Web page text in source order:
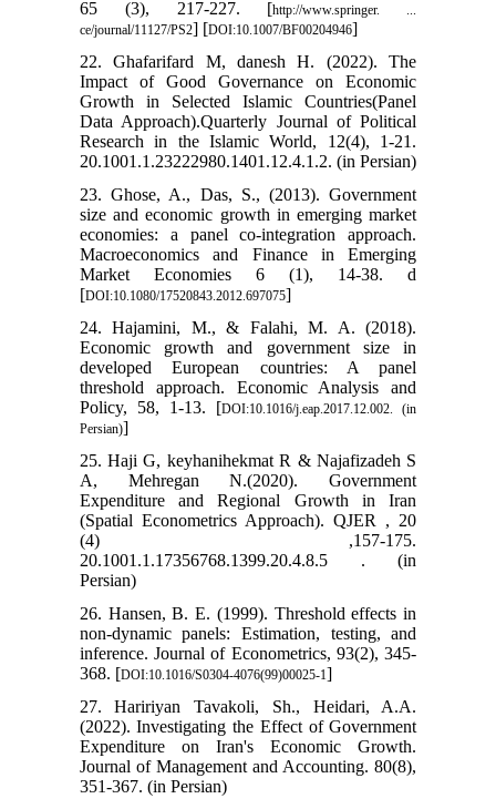
65 (3), 217-227. [http://www.springer. ...
ce/journal/11127/PS2] [DOI:10.1007/BF00204946]
22. Ghafarifard M, danesh H. (2022). The
Impact of Good Governance on Economic
Growth in Selected Islamic Countries(Panel
Data Approach).Quarterly Journal of Political
Research in the Islamic World, 12(4), 1-21.
‎20.1001.1.23222980.1401.12.4.1.2. (in Persian)
23. Ghose, A., Das, S., (2013). Government
size and economic growth in emerging market
economies: a panel co-integration approach.
Macroeconomics and Finance in Emerging
Market Economies 6 (1), 14-38. d
[DOI:10.1080/17520843.2012.697075]
24. Hajamini, M., & Falahi, M. A. (2018).
Economic growth and government size in
developed European countries: A panel
threshold approach. Economic Analysis and
Policy, 58, 1-13. [DOI:10.1016/j.eap.2017.12.002. (in
Persian)]
25. Haji G, keyhanihekmat R & Najafizadeh S
A, Mehregan N.(2020). Government
Expenditure and Regional Growth in Iran
(Spatial Econometrics Approach). QJER , 20
(4) ,157-175.
20.1001.1.17356768.1399.20.4.8.5 . (in
Persian)
26. Hansen, B. E. (1999). Threshold effects in
non-dynamic panels: Estimation, testing, and
inference. Journal of Econometrics, 93(2), 345-
368. [DOI:10.1016/S0304-4076(99)00025-1]
27. Haririyan Tavakoli, Sh., Heidari, A.A.
(2022). Investigating the Effect of Government
Expenditure on Iran's Economic Growth.
Journal of Management and Accounting. 80(8),
351-367. (in Persian)